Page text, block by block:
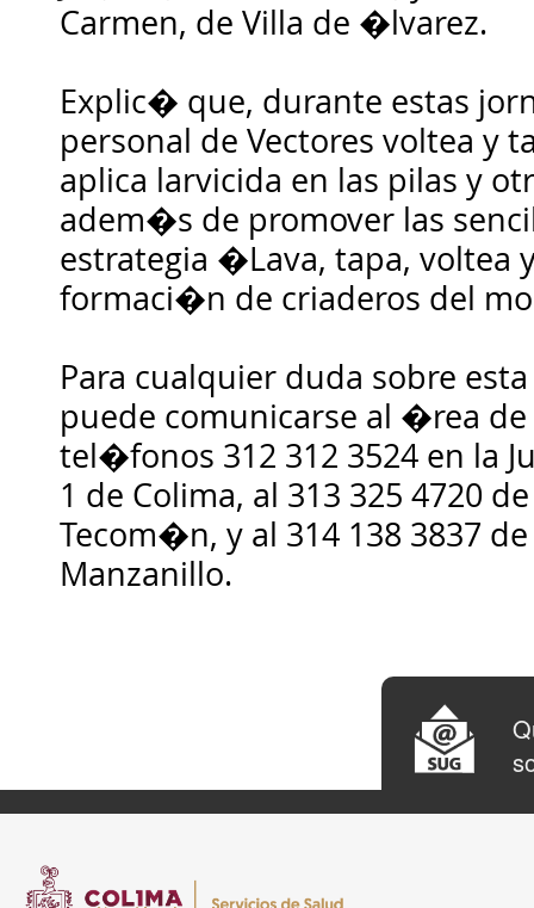
Carmen, de Villa de �lvarez.
Explic� que, durante estas
personal de Vectores voltea y
aplica larvicida en las pilas y
adem�s de promover las
estrategia �Lava, tapa, voltea
formaci�n de criaderos del
Para cualquier duda sobre
puede comunicarse al �rea de
tel�fonos 312 312 3524 en la
1 de Colima, al 313 325 4720
Tecom�n, y al 314 138 3837
Manzanillo.